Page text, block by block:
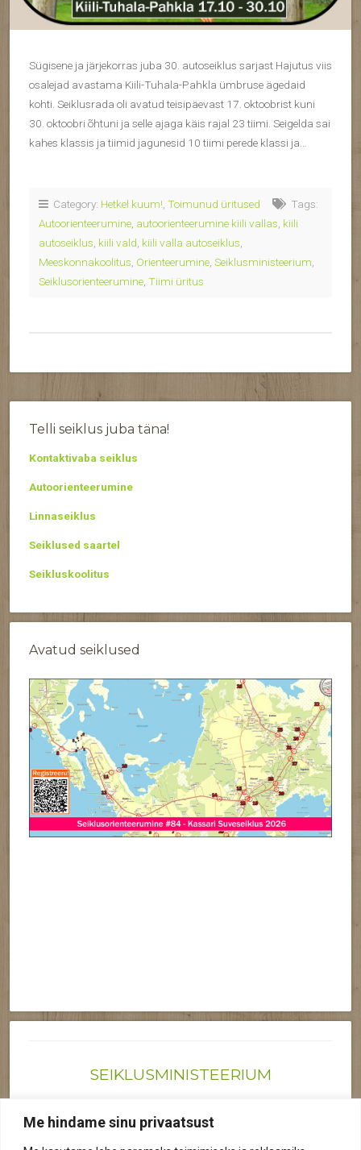
Me hindame sinu privaatsust
Sügisene ja järjekorras juba 30. autoseiklus sarjast Hajutus viis
osalejad avastama Kiili-Tuhala-Pahkla ümbruse ägedaid
kohti. Seiklusrada oli avatud teisipäevast 17. oktoobrist kuni
30. oktoobri õhtuni ja selle ajaga käis rajal 23 tiimi. Seigelda sai
kahes klassis ja tiimid jagunesid 10 tiimi perede klassi ja…
Category: Hetkel kuum! Toimunud üritused
Tags:
Autoorienteerumine autoorienteerumine kiili vallas kiili
autoseiklus kiili vald kiili valla autoseiklus
Meeskonnakoolitus Orienteerumine Seiklusministeerium
Seiklusorienteerumine Tiimi üritus
Telli seiklus juba täna!
Kontaktivaba seiklus
Autoorienteerumine
Linnaseiklus
Seiklused saartel
Seikluskoolitus
Avatud seiklused
SEIKLUSMINISTEERIUM
Reg nr: 12041719